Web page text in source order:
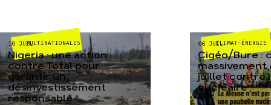
MULTINATIONALES
10 JUIL
Nigeria : une action
contre Total pour
garantir un
désinvestissement
responsable
CLIMAT-ÉNERGIE
06 JUIL
Cigéo/Bure :
massivement
juillet contre
nucléaire